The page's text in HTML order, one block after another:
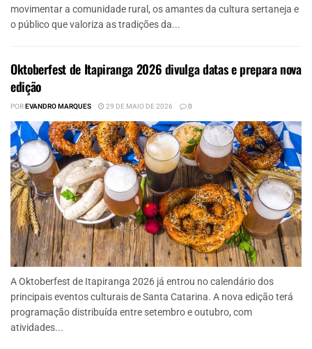
movimentar a comunidade rural, os amantes da cultura sertaneja e
o público que valoriza as tradições da...
Oktoberfest de Itapiranga 2026 divulga datas e prepara nova
edição
POREVANDRO MARQUES 29 DE MAIO DE 2026 0
A Oktoberfest de Itapiranga 2026 já entrou no calendário dos
principais eventos culturais de Santa Catarina. A nova edição terá
programação distribuída entre setembro e outubro, com
atividades...